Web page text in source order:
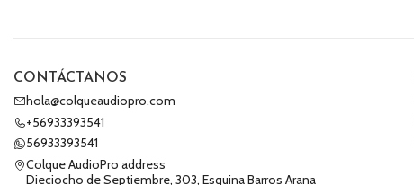
CONTÁCTANOS
hola@colqueaudiopro.com
+56933393541
56933393541
Colque AudioPro address
Dieciocho de Septiembre, 303, Esquina Barros Arana